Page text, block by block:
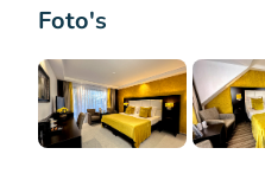
Foto's